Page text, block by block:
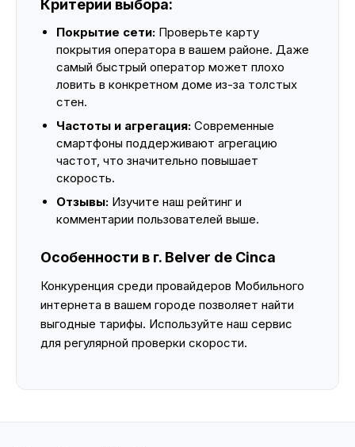
Критерии выбора:
Покрытие сети: Проверьте карту
покрытия оператора в вашем районе. Даже
самый быстрый оператор может плохо
ловить в конкретном доме из-за толстых
стен.
Частоты и агрегация: Современные
смартфоны поддерживают агрегацию
частот, что значительно повышает
скорость.
Отзывы: Изучите наш рейтинг и
комментарии пользователей выше.
Особенности в г. Belver de Cinca
Конкуренция среди провайдеров Мобильного
интернета в вашем городе позволяет найти
выгодные тарифы. Используйте наш сервис
для регулярной проверки скорости.